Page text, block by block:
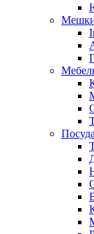
Посуда